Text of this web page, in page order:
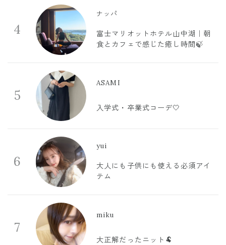
4
ナッパ
富士マリオットホテル山中湖｜朝
食とカフェで感じた癒し時間🍃
5
ASAMI
入学式・卒業式コーデ🤍
6
yui
大人にも子供にも使える必須アイ
テム
7
miku
大正解だったニット🐏